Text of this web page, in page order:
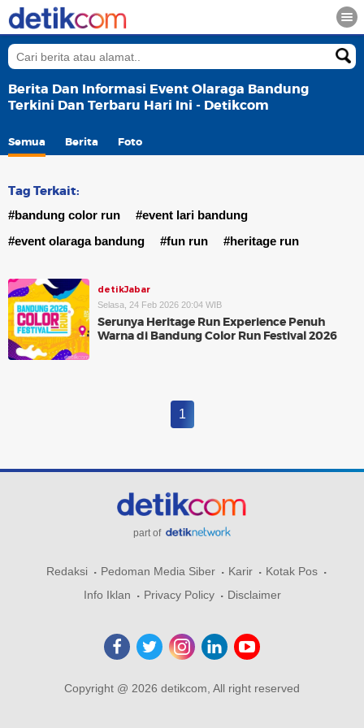
Berita Dan Informasi Event Olaraga Bandung
Terkini Dan Terbaru Hari Ini - Detikcom
Semua Berita Foto
Tag Terkait:
#bandung color run
#event lari bandung
#event olaraga bandung
#fun run #heritage run
detikJabar
Selasa, 24 Feb 2026 20:04 WIB
Serunya Heritage Run Experience Penuh
Warna di Bandung Color Run Festival 2026
1
part of
Redaksi Pedoman Media Siber Karir
Kotak Pos
Info Iklan
Privacy Policy Disclaimer
Copyright @ 2026 detikcom, All right reserved